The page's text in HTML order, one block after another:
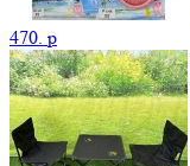
470. p